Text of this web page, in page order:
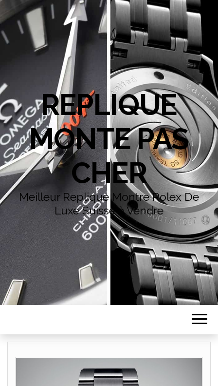
REPLIQUE
MONTE PAS
CHER
Meilleur Replique Montre Rolex De
Luxe Suisse à Vendre